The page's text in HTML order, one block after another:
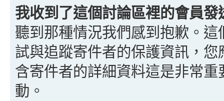
我收到了這個討論區裡的會員
聽到那種情況我們感到抱歉。
試與追蹤寄件者的保護資訊，
含寄件者的詳細資料這是非常
動。